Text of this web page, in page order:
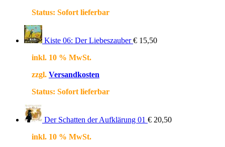
Status: Sofort lieferbar
Kiste 06: Der Liebeszauber € 15,50
inkl. 10 % MwSt.
zzgl. Versandkosten
Status: Sofort lieferbar
Der Schatten der Aufklärung 01 € 20,50
inkl. 10 % MwSt.